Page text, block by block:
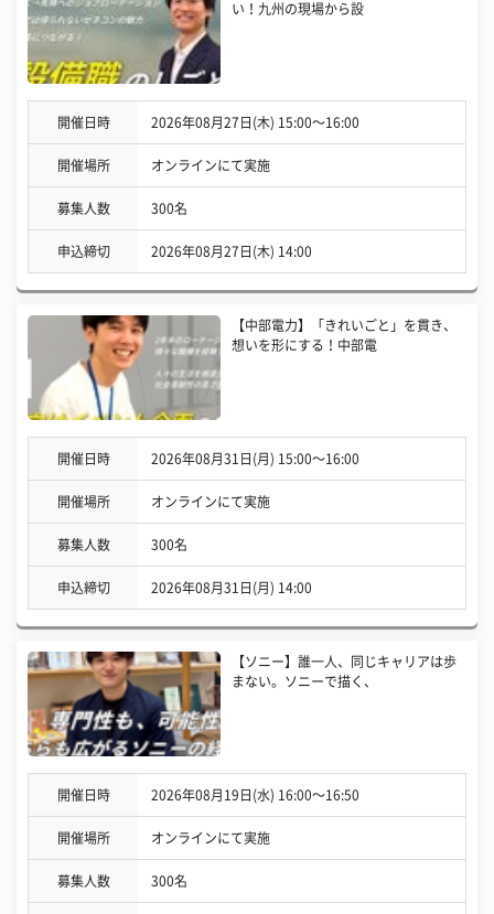
い！九州の現場から設
開催日時 2026年08月27日(木) 15:00〜16:00
開催場所 オンラインにて実施
募集人数 300名
申込締切 2026年08月27日(木) 14:00
【中部電力】「きれいごと」を貫き、
想いを形にする！中部電
開催日時 2026年08月31日(月) 15:00〜16:00
開催場所 オンラインにて実施
募集人数 300名
申込締切 2026年08月31日(月) 14:00
【ソニー】誰一人、同じキャリアは歩
まない。ソニーで描く、
開催日時 2026年08月19日(水) 16:00〜16:50
開催場所 オンラインにて実施
募集人数 300名